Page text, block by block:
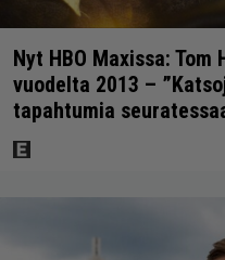
Nyt HBO Maxissa:
vuodelta 2013 –
tapahtumia